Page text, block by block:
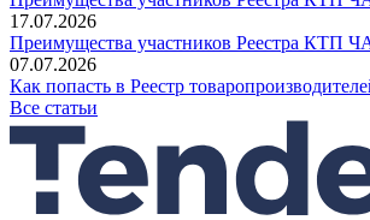
17.07.2026
Преимущества участников Реестра КТП
07.07.2026
Как попасть в Реестр
Все статьи